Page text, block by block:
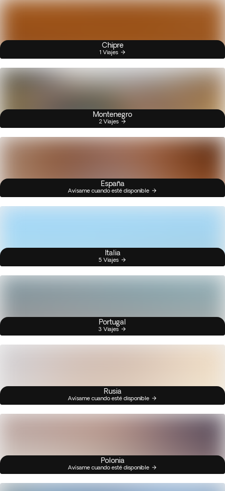
Chipre
1 Viajes
Montenegro
2 Viajes
España
Avísame cuando esté disponible
Italia
5 Viajes
Portugal
3 Viajes
Rusia
Avísame cuando esté disponible
Polonia
Avísame cuando esté disponible